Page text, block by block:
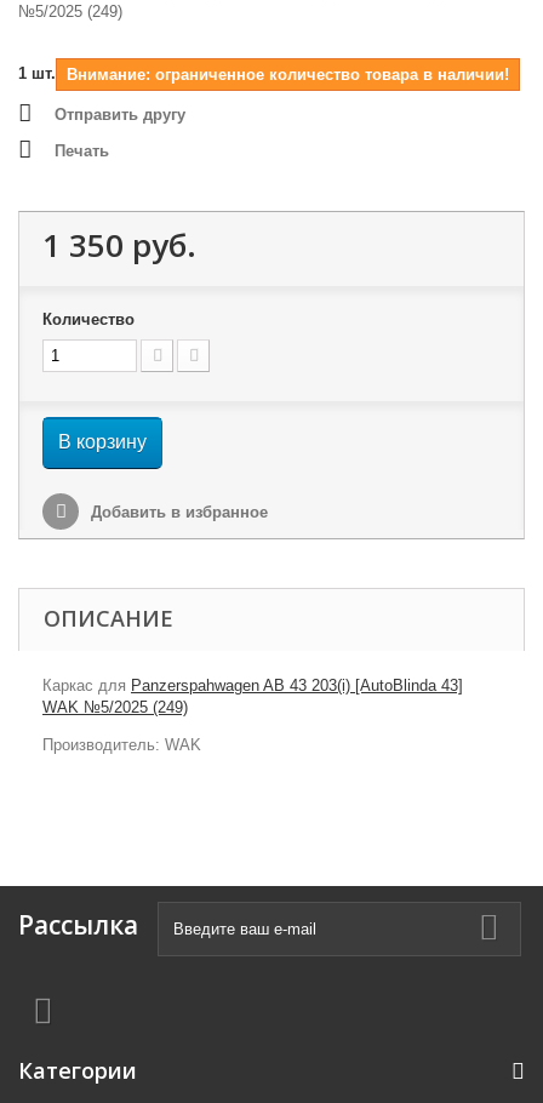
№5/2025 (249)
1 шт. Внимание: ограниченное количество товара в наличии!
Отправить другу
Печать
1 350 руб.
Количество
В корзину
Добавить в избранное
ОПИСАНИЕ
Каркас для Panzerspahwagen AB 43 203(i) [AutoBlinda 43]
WAK №5/2025 (249)
Производитель: WAK
Рассылка
Категории